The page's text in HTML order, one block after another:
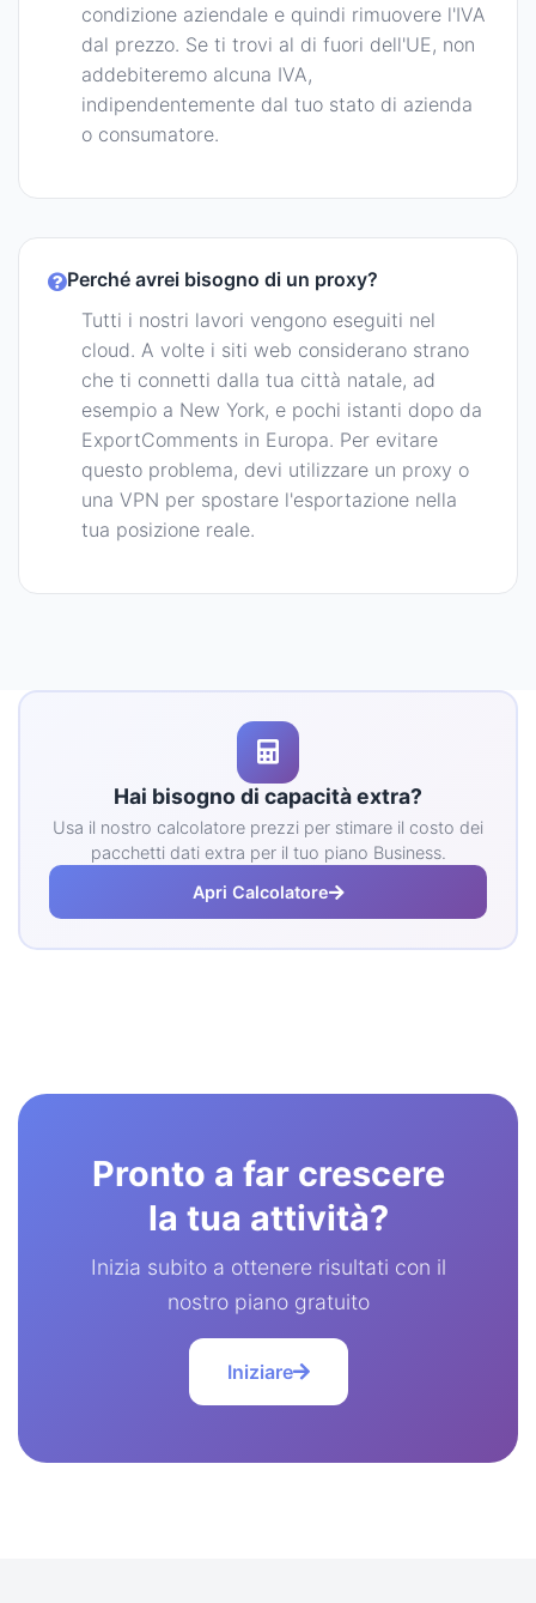
condizione aziendale e quindi rimuovere l'IVA
dal prezzo. Se ti trovi al di fuori dell'UE, non
addebiteremo alcuna IVA,
indipendentemente dal tuo stato di azienda
o consumatore.
Perché avrei bisogno di un proxy?
Tutti i nostri lavori vengono eseguiti nel
cloud. A volte i siti web considerano strano
che ti connetti dalla tua città natale, ad
esempio a New York, e pochi istanti dopo da
ExportComments in Europa. Per evitare
questo problema, devi utilizzare un proxy o
una VPN per spostare l'esportazione nella
tua posizione reale.
Hai bisogno di capacità extra?
Usa il nostro calcolatore prezzi per stimare il costo dei
pacchetti dati extra per il tuo piano Business.
Apri Calcolatore
Pronto a far crescere
la tua attività?
Inizia subito a ottenere risultati con il
nostro piano gratuito
Iniziare